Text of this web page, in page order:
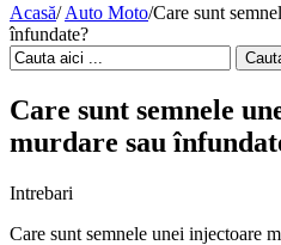
Acasă/ Auto Moto/Care sunt
înfundate?
Care sunt semnele
murdare sau
Intrebari
Care sunt semnele unei injectoare